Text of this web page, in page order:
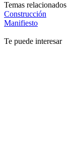
Temas relacionados
Construcción
Manifiesto
Te puede interesar